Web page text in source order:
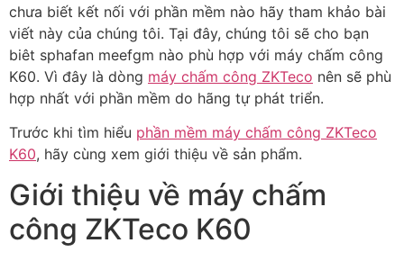
chưa biết kết nối với phần mềm nào hãy tham khảo bài
viết này của chúng tôi. Tại đây, chúng tôi sẽ cho bạn
biêt sphafan meefgm nào phù hợp với máy chấm công
K60. Vì đây là dòng máy chấm công ZKTeco nên sẽ phù
hợp nhất với phần mềm do hãng tự phát triển.
Trước khi tìm hiểu phần mềm máy chấm công ZKTeco
K60, hãy cùng xem giới thiệu về sản phẩm.
Giới thiệu về máy chấm
công ZKTeco K60